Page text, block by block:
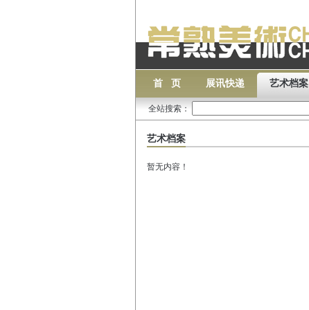
首 页 展讯快递 艺术档案
全站搜索：
艺术档案
暂无内容！